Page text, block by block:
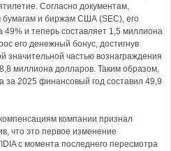
Согласно документам,
и биржам США (SEC), его
49% и теперь составляет 1,5 миллиона
его денежный бонус, достигнув
значительной частью вознаграждения
миллиона долларов. Таким образом,
2025 финансовый год составил 49,9
компании признал
что это первое изменение
с момента последнего пересмотра